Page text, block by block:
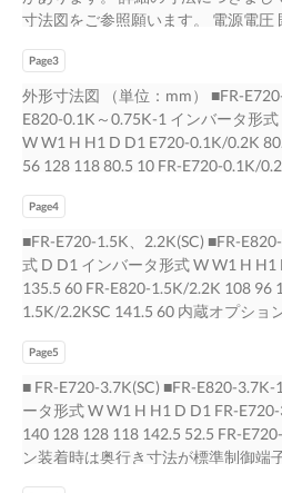
寸法図をご参照願います。 電源電圧
E720-0.1K(SC) FR-E820-0.1K-1 同一
E820-0.2K-1 同一寸法 FR-E720-
法 FR-E720-0.75K(SC) FR-E820-
1.5K(SC) FR-E820-1.5K-1 同一寸法
2.2K-1 同一寸法 FR-E720-3.7K(SC)
FR-E820-7.5K-1 同一寸法 3相 400V
E7AT02 FR-E740-1.5K(SC) FR-
2.2K(SC) FR-E840-2.2K-1 同一寸法
3.7K-1 同一寸法 FR-E740-5.5K(SC)
E740-7.5K(SC) FR-E840-7.5K-1 同一
0.1K(SC) FR-E820S-0.1K-1 同一寸法
E820S-0.2K-1 同一寸法 FR-E720S-
一寸法 FR-E720S-0.75K(SC) FR-
E720S-1.5K(SC) FR-E820S-1.5K-1 同
FR-E820S-2.2K-1 FR-E8AT04対応予
タタイプによって異なりますので、
ご参照願います。 配線カバー取外し
Page3
外形寸法図 （単位：mm） ■FR-
E820-0.1K～0.75K-1 インバータ形
W W1 H H1 D D1 E720-0.1K/0.2K
56 128 118 80.5 10 FR-E720-0.1K/
0.4KSC 118.5 42 FR- E720-0.75K
138.5 62 内蔵オプション装着時は奥
品は約15.1mm、 内蔵オプション装
27.6mm大きくなります。 セーフテ
大きくなります。* * FR-A7NC (Eキ
ップ対応品）装着時は、前面に 端子
が約2mm（最大2.8mm）大きくなり
００２-２１４Ａ
Page4
■FR-E720-1.5K、2.2K(SC) ■FR-
式 D D1 インバータ形式 W W1 H
135.5 60 FR-E820-1.5K/2.2K 108 96
1.5K/2.2KSC 141.5 60 内蔵オプショ
法が約27.6mm大きくなります。 セ
21.6㎜大きくなります。* * FR-A7NC
様品）、FR-A7NC Eキット カバー
トップ対応品）装着時は、前面に 端
法が約2mm（最大2.8mm）大きく
Page5
■ FR-E720-3.7K(SC) ■FR-E820-
ータ形式 W W1 H H1 D D1 FR-
140 128 128 118 142.5 52.5 FR-
ン装着時は奥行き寸法が標準制御端